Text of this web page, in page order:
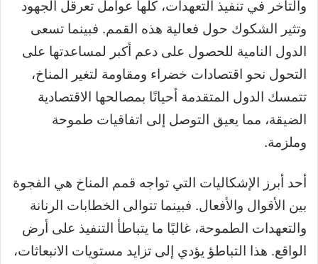
والتأخر في تنفيذ التعهدات، كلها عوامل تعرقل الجهود
وتثير الشكوك حول فعالية هذه القمم. فبينما تسعى
الدول النامية للحصول على دعم أكبر لمساعدتها على
التحول نحو اقتصادات خضراء ومقاومة لتغير المناخ،
تتمسك الدول المتقدمة أحيانًا بمصالحها الاقتصادية
الضيقة، مما يعيق التوصل إلى اتفاقيات طموحة
وملزمة.
أحد أبرز الإشكاليات التي تواجه قمم المناخ هي الفجوة
بين الأقوال والأفعال. فبينما تتوالى الخطابات الرنانة
والتعهدات الطموحة، غالبًا ما يتباطأ التنفيذ على أرض
الواقع. هذا التباطؤ يؤدي إلى تزايد مستويات الانبعاثات،